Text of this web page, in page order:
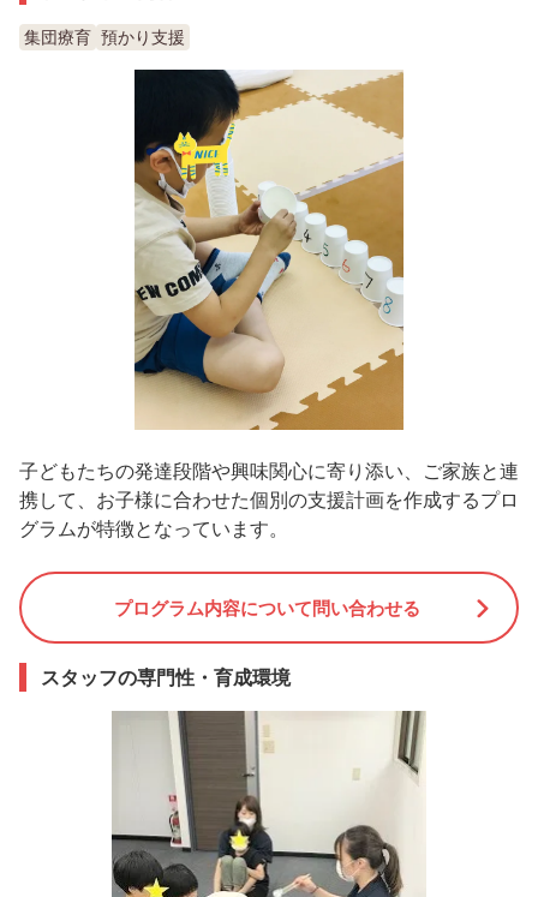
集団療育 預かり支援
子どもたちの発達段階や興味関心に寄り添い、ご家族と連
携して、お子様に合わせた個別の支援計画を作成するプロ
グラムが特徴となっています。
プログラム内容について問い合わせる
スタッフの専門性・育成環境